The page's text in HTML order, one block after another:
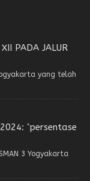
PADA JALUR
yang telah
‘persentase
3 Yogyakarta